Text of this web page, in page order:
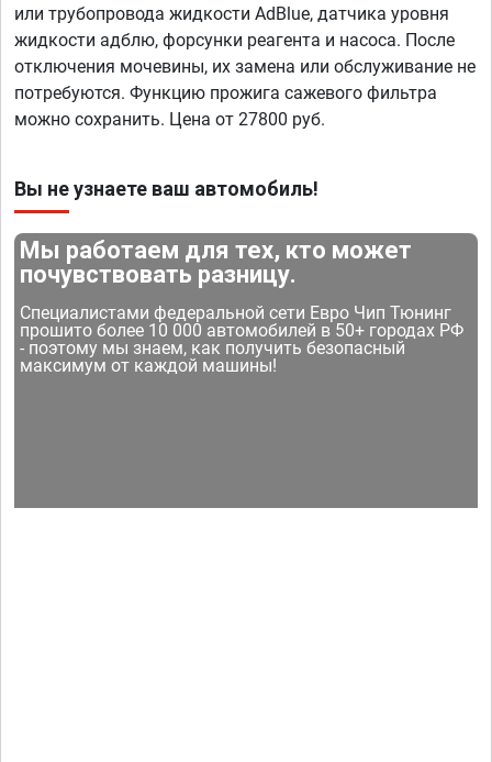
или трубопровода жидкости AdBlue, датчика уровня
жидкости адблю, форсунки реагента и насоса. После
отключения мочевины, их замена или обслуживание не
потребуются. Функцию прожига сажевого фильтра
можно сохранить. Цена от 27800 руб.
Вы не узнаете ваш автомобиль!
Мы работаем для тех, кто может
почувствовать разницу.
Специалистами федеральной сети Евро Чип Тюнинг
прошито более 10 000 автомобилей в 50+ городах РФ
- поэтому мы знаем, как получить безопасный
максимум от каждой машины!